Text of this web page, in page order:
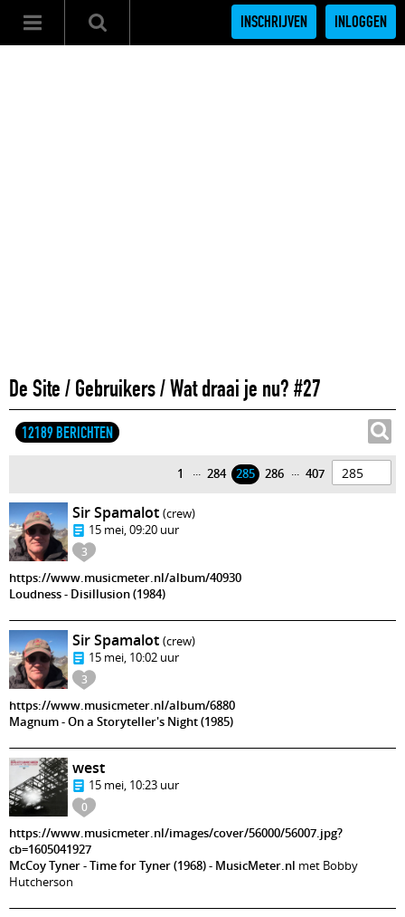
INSCHRIJVEN INLOGGEN
De Site/Gebruikers/Wat draai je nu? #27
12189 BERICHTEN
1 ... 284 285 286 ... 407
3
Sir Spamalot (crew)
15 mei, 09:20 uur
https://www.musicmeter.nl/album/40930
Loudness - Disillusion (1984)
3
Sir Spamalot (crew)
15 mei, 10:02 uur
https://www.musicmeter.nl/album/6880
Magnum - On a Storyteller's Night (1985)
0
west
15 mei, 10:23 uur
https://www.musicmeter.nl/images/cover/56000/56007.jpg?
cb=1605041927
McCoy Tyner - Time for Tyner (1968) - MusicMeter.nl met Bobby
Hutcherson